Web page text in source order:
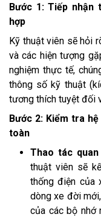
Bước 1: Tiếp
hợp
Kỹ thuật viên sẽ hỏi
và các hiện tượng
nghiệm thực tế,
thông số kỹ thuật
tương thích tuyệt đối
Bước 2: Kiểm tra
toàn
Thao tác
thuật viên sẽ
thống điện của
dòng xe đời
của các bộ nhớ